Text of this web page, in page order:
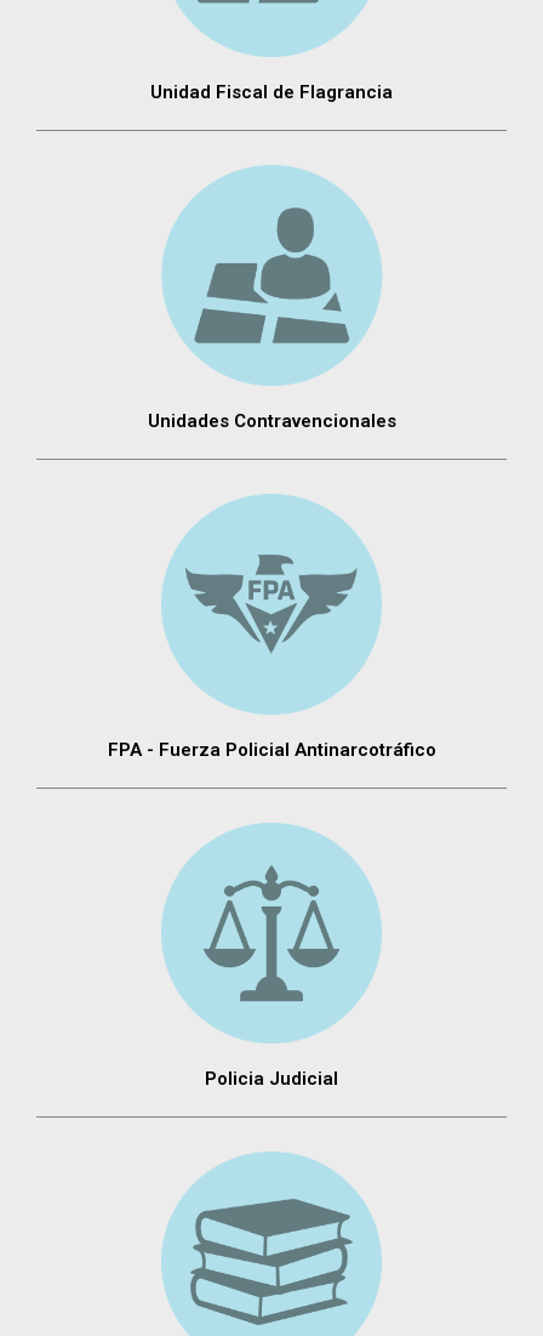
Unidad Fiscal de Flagrancia
Unidades Contravencionales
FPA - Fuerza Policial Antinarcotráfico
Policia Judicial